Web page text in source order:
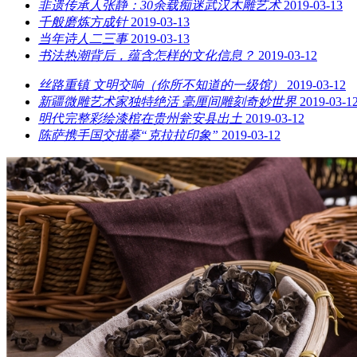
非遗传承人张静：30余载痴迷武汉木雕艺术 2019-03-13
千般磨炼方成针 2019-03-13
当年诗人二三事 2019-03-13
书法热潮背后，蕴含怎样的文化信息？ 2019-03-12
丝路重镇 文明交响（你所不知道的一级馆）
2019-03-12
新疆微雕艺术家独特绝活 毫厘间雕刻奇妙世界 2019-03-
明代完整彩绘漆棺在贵州瓮安县出土 2019-03-12
陈萨携手国交描摹“克拉拉印象” 2019-03-12